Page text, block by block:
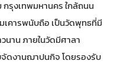
รุงเทพมหานคร ใกล้ถนน
เคารพนับถือ เป็นวัดพุทธที่มี
นาน ภายในวัดมีศาลา
ดงานฌาปนกิจ โดยรองรับ